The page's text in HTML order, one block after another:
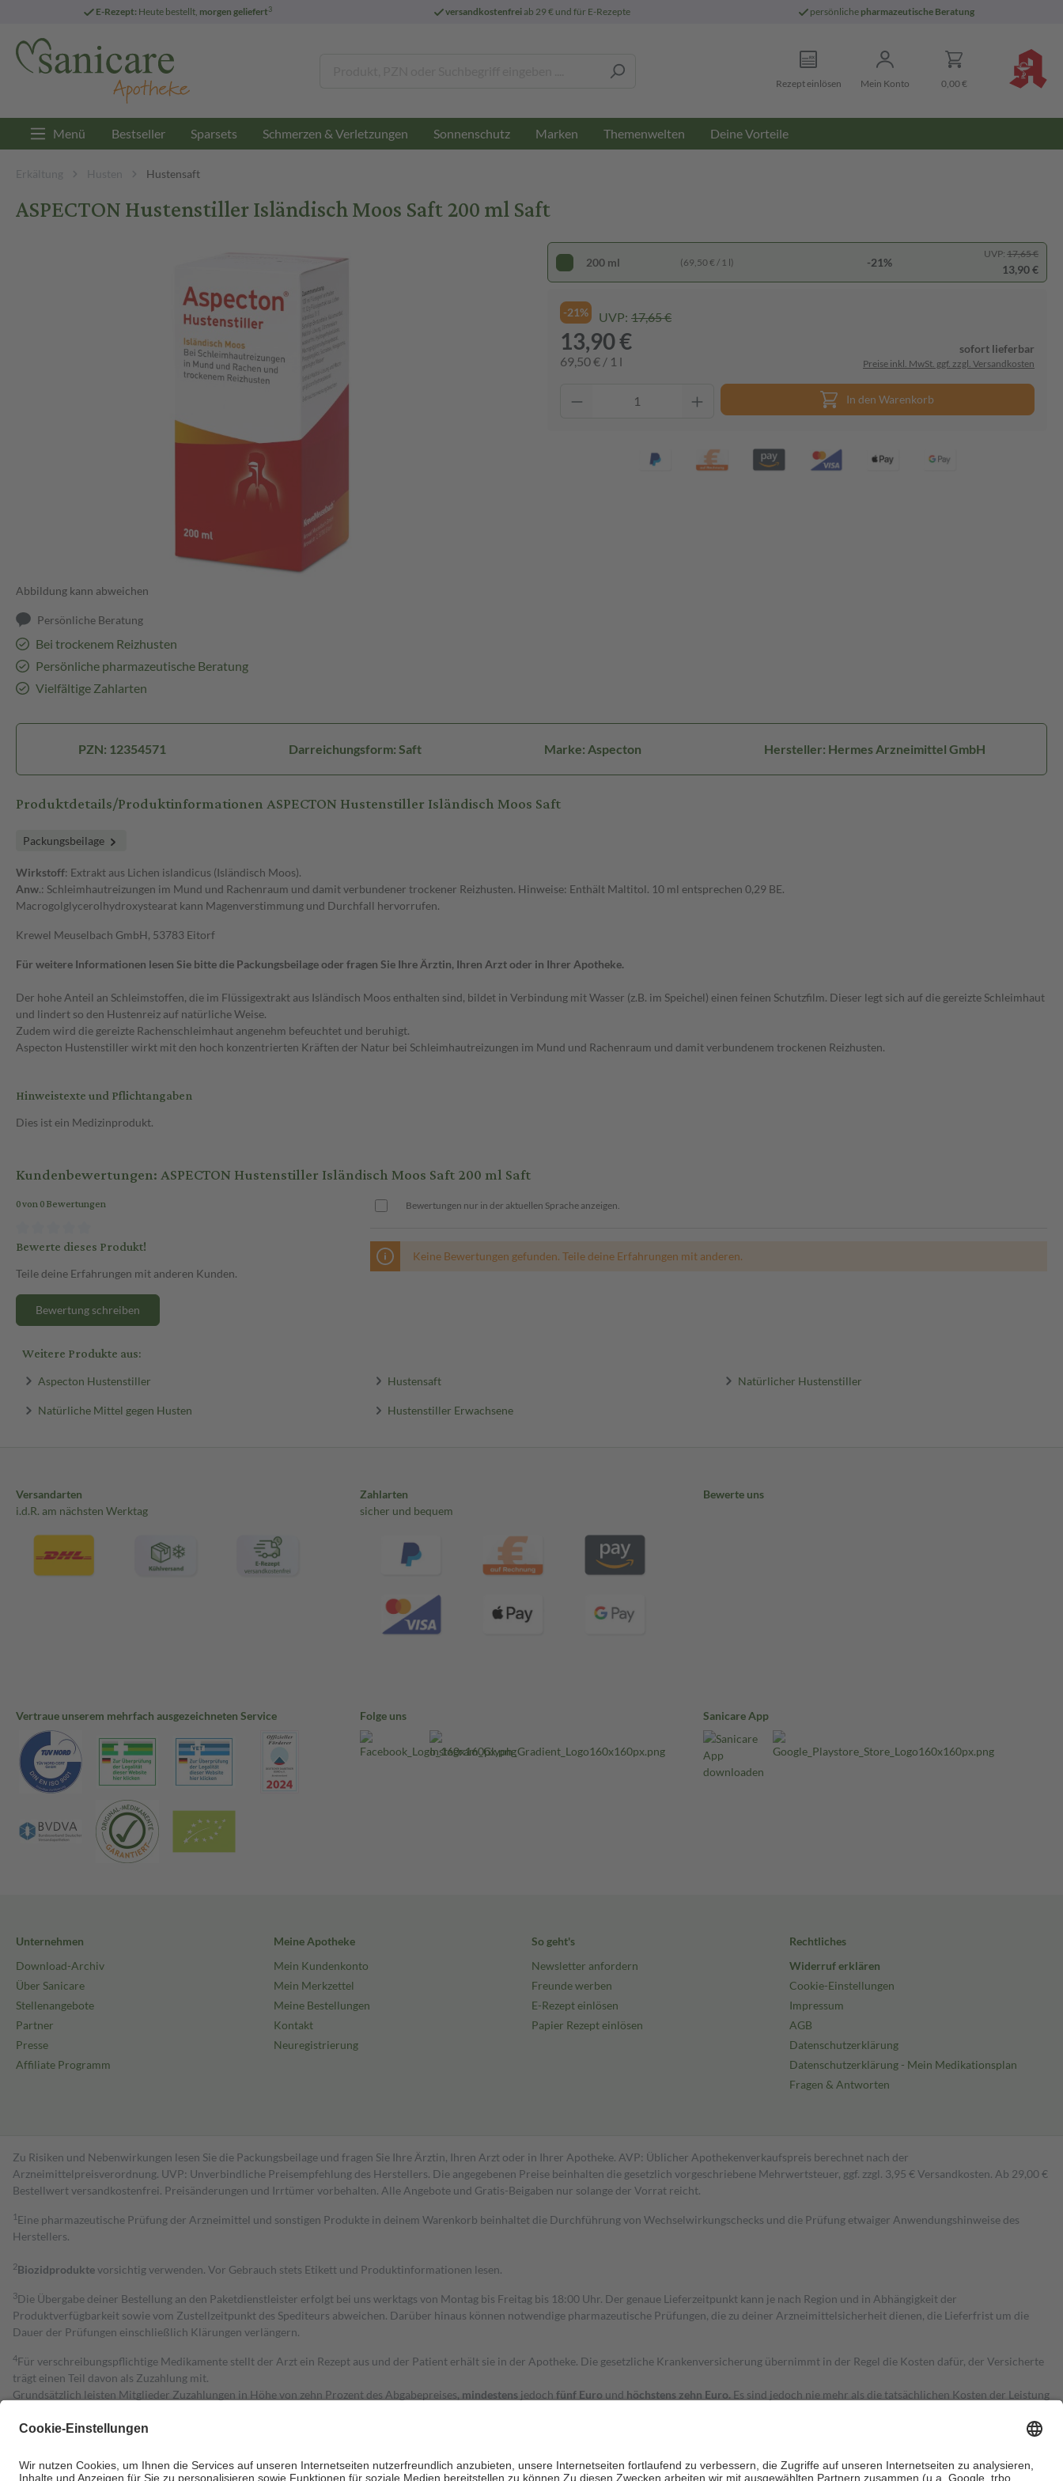
E-Rezept: Heute bestellt, morgen geliefert3 versandkostenfreiab 29 € und für E-Rezepte persönliche pharmazeutische Beratung
Rezept einlösen Mein Konto 0,00 €
Menü Bestseller Sparsets Schmerzen & Verletzungen Sonnenschutz Marken Themenwelten Deine Vorteile
Erkältung Husten Hustensaft
ASPECTON Hustenstiller Isländisch Moos Saft 200 ml Saft
Abbildung kann abweichen
Persönliche Beratung
Bei trockenem Reizhusten
Persönliche pharmazeutische Beratung
Vielfältige Zahlarten
200 ml (69,50 € / 1 l) -21%
UVP: 17,65 €
13,90 €
-21% UVP: 17,65 €
13,90 €
69,50 € / 1 l
sofort lieferbar
Preise inkl. MwSt. ggf. zzgl. Versandkosten
In den Warenkorb
PZN: 12354571 Darreichungsform: Saft Marke: Aspecton Hersteller: Hermes Arzneimittel GmbH
Produktdetails/Produktinformationen ASPECTON Hustenstiller Isländisch Moos Saft
Packungsbeilage
Wirkstoff: Extrakt aus Lichen islandicus (Isländisch Moos).
Anw.: Schleimhautreizungen im Mund und Rachenraum und damit verbundener trockener Reizhusten. Hinweise: Enthält Maltitol. 10 ml entsprechen 0,29 BE.
Macrogolglycerolhydroxystearat kann Magenverstimmung und Durchfall hervorrufen.
Krewel Meuselbach GmbH, 53783 Eitorf
Für weitere Informationen lesen Sie bitte die Packungsbeilage oder fragen Sie Ihre Ärztin, Ihren Arzt oder in Ihrer Apotheke.
Der hohe Anteil an Schleimstoffen, die im Flüssigextrakt aus Isländisch Moos enthalten sind, bildet in Verbindung mit Wasser (z.B. im Speichel) einen feinen Schutzfilm. Dieser legt sich auf die gereizte Schleimhaut
und lindert so den Hustenreiz auf natürliche Weise.
Zudem wird die gereizte Rachenschleimhaut angenehm befeuchtet und beruhigt.
Aspecton Hustenstiller wirkt mit den hoch konzentrierten Kräften der Natur bei Schleimhautreizungen im Mund und Rachenraum und damit verbundenem trockenen Reizhusten.
Hinweistexte und Pflichtangaben
Dies ist ein Medizinprodukt.
Kundenbewertungen: ASPECTON Hustenstiller Isländisch Moos Saft 200 ml Saft
0 von 0 Bewertungen
Bewerte dieses Produkt!
Teile deine Erfahrungen mit anderen Kunden.
Bewertung schreiben
Bewertungen nur in der aktuellen Sprache anzeigen.
Keine Bewertungen gefunden. Teile deine Erfahrungen mit anderen.
Weitere Produkte aus:
Aspecton Hustenstiller Hustensaft Natürlicher Hustenstiller
Natürliche Mittel gegen Husten Hustenstiller Erwachsene
Versandarten
i.d.R. am nächsten Werktag
Zahlarten
sicher und bequem
Bewerte uns
Vertraue unserem mehrfach ausgezeichneten Service Folge uns Sanicare App
Unternehmen
Download-Archiv
Über Sanicare
Stellenangebote
Partner
Presse
Affiliate Programm
Meine Apotheke
Mein Kundenkonto
Mein Merkzettel
Meine Bestellungen
Kontakt
Neuregistrierung
So geht's
Newsletter anfordern
Freunde werben
E-Rezept einlösen
Papier Rezept einlösen
Rechtliches
Widerruf erklären
Cookie-Einstellungen
Impressum
AGB
Datenschutzerklärung
Datenschutzerklärung - Mein Medikationsplan
Fragen & Antworten
Zu Risiken und Nebenwirkungen lesen Sie die Packungsbeilage und fragen Sie Ihre Ärztin, Ihren Arzt oder in Ihrer Apotheke. AVP: Üblicher Apothekenverkaufspreis berechnet nach der
Arzneimittelpreisverordnung. UVP: Unverbindliche Preisempfehlung des Herstellers. Die angegebenen Preise beinhalten die gesetzlich vorgeschriebene Mehrwertsteuer, ggf. zzgl. 3,95 € Versandkosten. Ab 29,00 €
Bestell­wert versand­kosten­frei. Preisänderungen und Irrtümer vorbehalten. Alle Angebote und Gratis-Beigaben nur solange der Vorrat reicht.
1 Eine pharmazeutische Prüfung der Arzneimittel und sonstigen Produkte in deinem Warenkorb beinhaltet die Durchführung von Wechselwirkungschecks und die Prüfung etwaiger Anwendungshinweise des
Herstellers.
2Biozidproduktevorsichtig verwenden. Vor Gebrauch stets Etikett und Produktinformationen lesen.
3Die Übergabe deiner Bestellung an den Paketdienstleister erfolgt bei uns werktags von Montag bis Freitag bis 18:00 Uhr. Der genaue Lieferzeitpunkt kann je nach Region und in Abhängigkeit der
Produktverfügbarkeit sowie vom Zustellzeitpunkt des Spediteurs abweichen. Darüber hinaus können notwendige pharmazeutische Prüfungen, die zu deiner Arzneimittelsicherheit dienen, die Lieferfrist um die
Dauer der Prüfungen einschließlich Klärungen verlängern.
4Für verschreibungspflichtige Medikamente stellt der Arzt ein Rezept aus und der Patient erhält sie in der Apotheke. Die gesetzliche Krankenversicherung übernimmt in der Regel die Kosten dafür, der Versicherte
trägt einen Teil davon als Zuzahlung mit.
Grundsätzlich leisten Mitglieder Zuzahlungen in Höhe von zehn Prozent des Abgabepreises, mindestens jedoch fünf Euro und höchstens zehn Euro. Es sind jedoch nie mehr als die tatsächlichen Kosten der Leistung
Diese Regeln gelten grundsätzlich auch für Online-Apotheken.
Um das Engagement der Versicherten für ihre eigene Gesundheit zu stärken und die besondere Stellung der Familie zu unterstützen, fallenkeine Zuzahlungen an bei:
• Kindern und Jugendlichen bis zum vollendeten 18. Lebensjahr mit Ausnahme der Fahrkosten